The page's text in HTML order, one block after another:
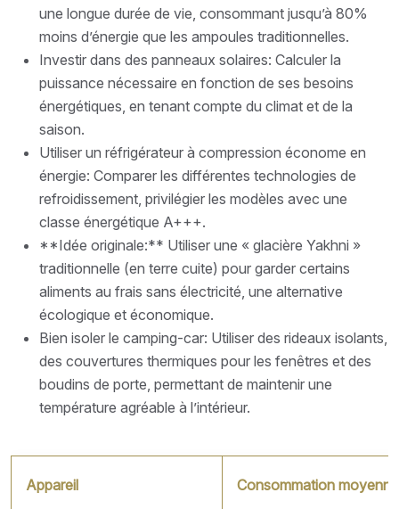
une longue durée de vie, consommant jusqu’à 80%
moins d’énergie que les ampoules traditionnelles.
Investir dans des panneaux solaires: Calculer la
puissance nécessaire en fonction de ses besoins
énergétiques, en tenant compte du climat et de la
saison.
Utiliser un réfrigérateur à compression économe en
énergie: Comparer les différentes technologies de
refroidissement, privilégier les modèles avec une
classe énergétique A+++.
**Idée originale:** Utiliser une « glacière Yakhni »
traditionnelle (en terre cuite) pour garder certains
aliments au frais sans électricité, une alternative
écologique et économique.
Bien isoler le camping-car: Utiliser des rideaux isolants,
des couvertures thermiques pour les fenêtres et des
boudins de porte, permettant de maintenir une
température agréable à l’intérieur.
Appareil Consommation